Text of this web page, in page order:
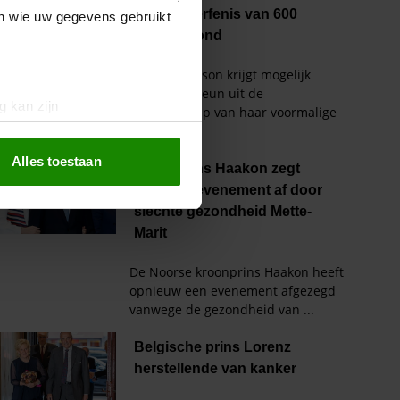
wie uw gegevens gebruikt
kan zijn
te bieden en om ons
partners voor social
die u aan ze heeft
met onze cookies als u
Alles toestaan